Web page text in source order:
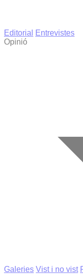
Editorial
Entrevistes
Opinió
Galeries Vist i no vist